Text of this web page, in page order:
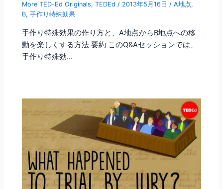
More TED-Ed Originals,TEDEd / 2013年5月16日/A地点,
B,手作り特殊効果
手作り特殊効果の作り方と、A地点からB地点への移
動を楽しくする方法 要約 このQ&Aセッションでは、
手作り特殊効…